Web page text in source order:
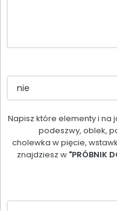
Napisz które elementy i na
podeszwy, oblek,
cholewka w pięcie,
znajdziesz w "PRÓBNIK